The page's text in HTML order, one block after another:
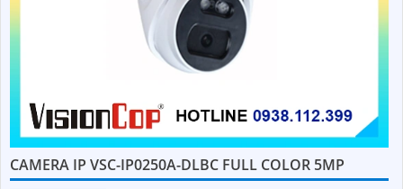
CAMERA IP VSC-IP0250A-DLBC FULL COLOR 5MP